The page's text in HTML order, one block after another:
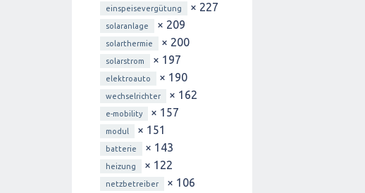
einspeisevergütung × 227
solaranlage × 209
solarthermie × 200
solarstrom × 197
elektroauto × 190
wechselrichter × 162
e-mobility × 157
modul × 151
batterie × 143
heizung × 122
netzbetreiber × 106